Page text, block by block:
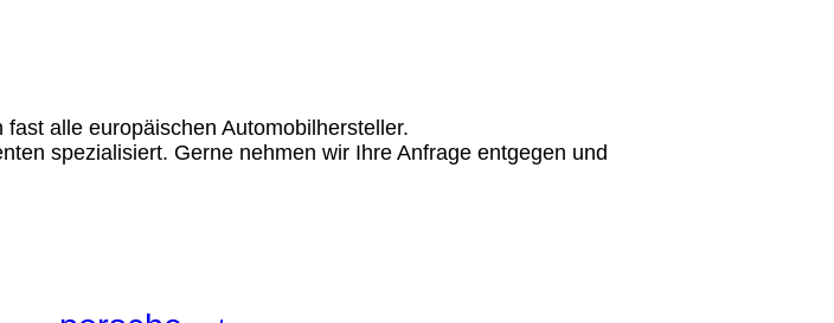
alle europäischen Automobilhersteller.
spezialisiert. Gerne nehmen wir Ihre Anfrage entgegen und